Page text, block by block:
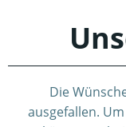
Die
ausgefallen.